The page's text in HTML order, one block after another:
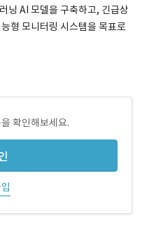
닝 AI 모델을 구축하고, 긴급상
형 모니터링 시스템을 목표로
확인해보세요.